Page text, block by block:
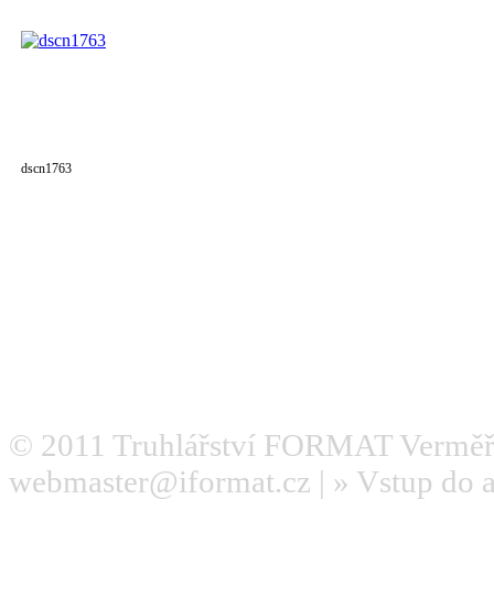
dscn1763
© 2011 Truhlářství FORMAT
webmaster@iformat.cz | » Vstup do